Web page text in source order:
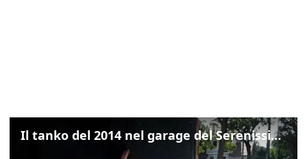
Il tanko del 2014 nel garage del Serenissimo: «Ecco come potevamo resistere per qualche giornata»